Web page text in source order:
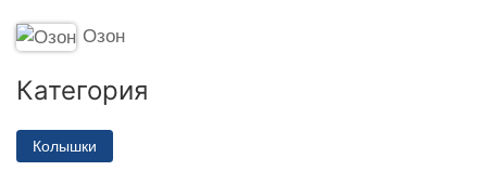
Озон
Категория
Колышки